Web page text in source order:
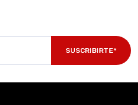
SUSCRIBIRTE*